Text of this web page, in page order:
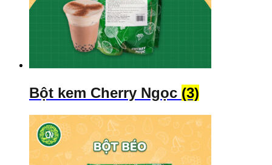
Bột kem Cherry Ngọc (3)